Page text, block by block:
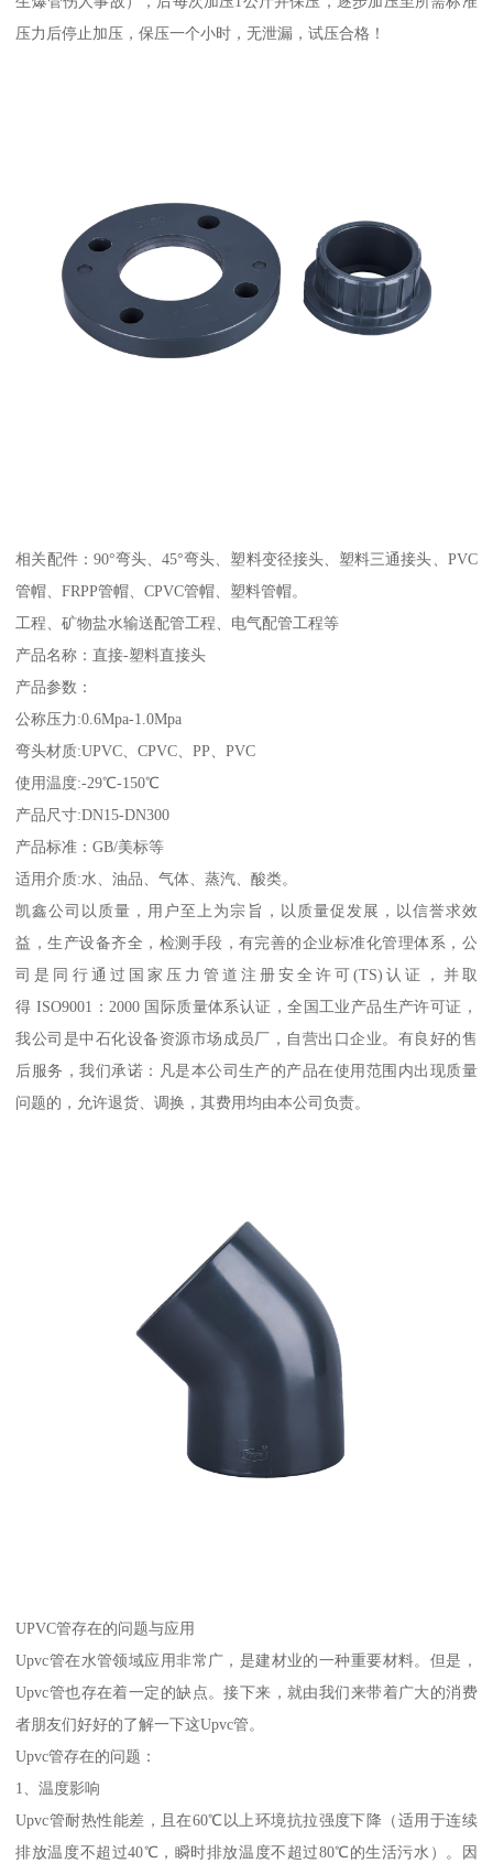
压力后停止加压，保压一个小时，无泄漏，试压合格！
相关配件：90°弯头、45°弯头、塑料变径接头、塑料三通接头、PVC
管帽、FRPP管帽、CPVC管帽、塑料管帽。
工程、矿物盐水输送配管工程、电气配管工程等
产品名称：直接-塑料直接头
产品参数：
公称压力:0.6Mpa-1.0Mpa
弯头材质:UPVC、CPVC、PP、PVC
使用温度:-29℃-150℃
产品尺寸:DN15-DN300
产品标准：GB/美标等
适用介质:水、油品、气体、蒸汽、酸类。
凯鑫公司以质量，用户至上为宗旨，以质量促发展，以信誉求效
益，生产设备齐全，检测手段，有完善的企业标准化管理体系，公
司是同行通过国家压力管道注册安全许可(TS)认证，并取
得 ISO9001：2000 国际质量体系认证，全国工业产品生产许可证，
我公司是中石化设备资源市场成员厂，自营出口企业。有良好的售
后服务，我们承诺：凡是本公司生产的产品在使用范围内出现质量
问题的，允许退货、调换，其费用均由本公司负责。
UPVC管存在的问题与应用
Upvc管在水管领域应用非常广，是建材业的一种重要材料。但是，
Upvc管也存在着一定的缺点。接下来，就由我们来带着广大的消费
者朋友们好好的了解一下这Upvc管。
Upvc管存在的问题：
1、温度影响
Upvc管耐热性能差，且在60℃以上环境抗拉强度下降（适用于连续
排放温度不超过40℃，瞬时排放温度不超过80℃的生活污水）。因